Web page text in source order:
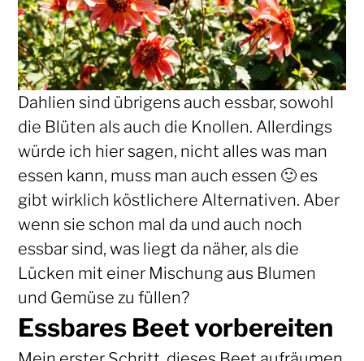
Dahlien sind übrigens auch essbar, sowohl
die Blüten als auch die Knollen. Allerdings
würde ich hier sagen, nicht alles was man
essen kann, muss man auch essen 🙂 es
gibt wirklich köstlichere Alternativen. Aber
wenn sie schon mal da und auch noch
essbar sind, was liegt da näher, als die
Lücken mit einer Mischung aus Blumen
und Gemüse zu füllen?
Essbares Beet vorbereiten